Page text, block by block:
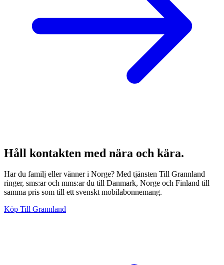
Håll kontakten med nära och kära.
Har du familj eller vänner i Norge? Med tjänsten Till Grannland
ringer, sms:ar och mms:ar du till Danmark, Norge och Finland till
samma pris som till ett svenskt mobilabonnemang.
Köp Till Grannland